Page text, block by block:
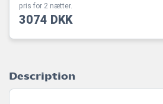
pris for 2 nætter.
3074 DKK
Description